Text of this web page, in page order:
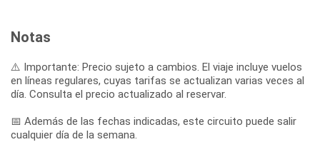
Notas
⚠️ Importante: Precio sujeto a cambios. El viaje incluye vuelos
en líneas regulares, cuyas tarifas se actualizan varias veces al
día. Consulta el precio actualizado al reservar.
📅 Además de las fechas indicadas, este circuito puede salir
cualquier día de la semana.